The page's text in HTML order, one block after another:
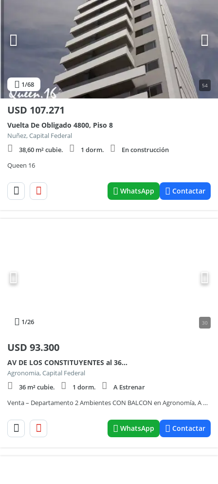
1/68 54
USD 107.271
Vuelta De Obligado 4800, Piso 8
Nuñez, Capital Federal
38,60 m² cubie.
1 dorm.
En construcción
Queen 16
WhatsApp Contactar
1/26 30
USD 93.300
AV DE LOS CONSTITUYENTES al 3600
Agronomia, Capital Federal
36 m² cubie.
1 dorm.
A Estrenar
Venta – Departamento 2 Ambientes CON BALCON en Agronomía, A ESTRENAR
WhatsApp Contactar